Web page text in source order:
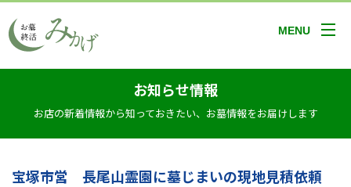
MENU
お知らせ情報
お店の新着情報から知っておきたい、お墓情報をお届けします
宝塚市営 長尾山霊園に墓じまいの現地見積依頼